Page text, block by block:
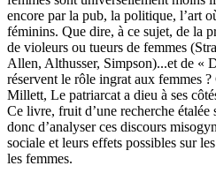
encore par la pub, la politique, l’art
féminins. Que dire, à ce sujet, de la
de violeurs ou tueurs de femmes
Allen, Althusser, Simpson)...et de «
réservent le rôle ingrat aux femmes
Millett, Le patriarcat a dieu à ses
Ce livre, fruit d’une recherche étalée
donc d’analyser ces discours
sociale et leurs effets possibles sur
les femmes.